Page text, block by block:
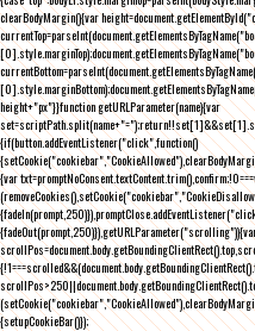
clearBodyMargin(){var
height+"px"}}function getURLParameter(name){var
{if(button.addEventListener("click",function()
{var
{setupCookieBar()});